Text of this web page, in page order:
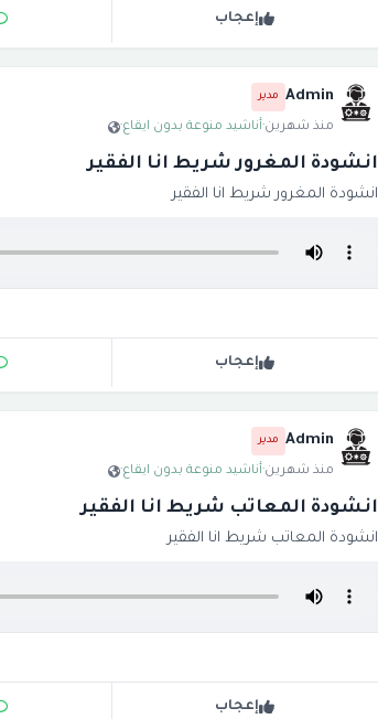
إعجاب
Admin مدير
منذ شهرين·أناشيد منوعة بدون ايقاع·
انشودة المغرور شريط انا الفقير
انشودة المغرور شريط انا الفقير
إعجاب
Admin مدير
منذ شهرين·أناشيد منوعة بدون ايقاع·
انشودة المعاتب شريط انا الفقير
انشودة المعاتب شريط انا الفقير
إعجاب